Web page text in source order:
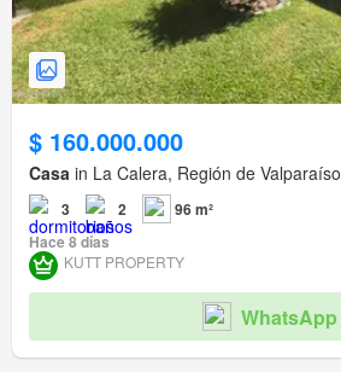
$ 160.000.000
Casa in La Calera, Región de Valparaíso
3 2
96 m²
Hace 8 días
KUTT PROPERTY
WhatsApp